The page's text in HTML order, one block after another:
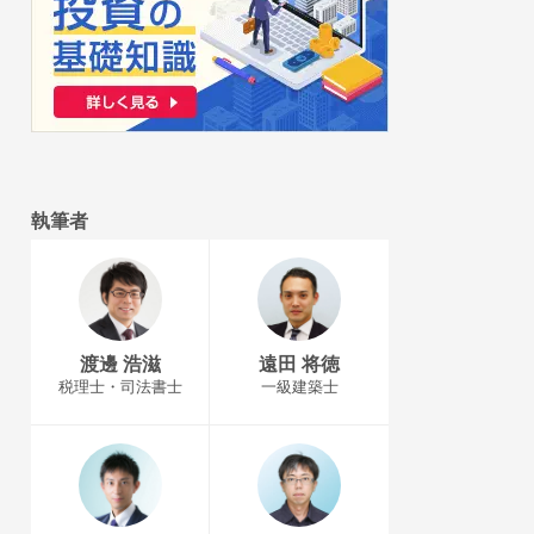
執筆者
渡邊 浩滋
税理士・司法書士
遠田 将徳
一級建築士